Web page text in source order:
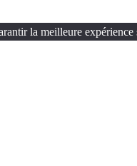
la meilleure expérience